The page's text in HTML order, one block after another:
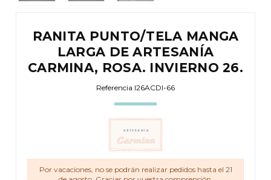
RANITA PUNTO/TELA MANGA
LARGA DE ARTESANÍA
CARMINA, ROSA. INVIERNO 26.
Referencia I26ACDI-66
Por vacaciones, no se podrán realizar pedidos hasta el 21